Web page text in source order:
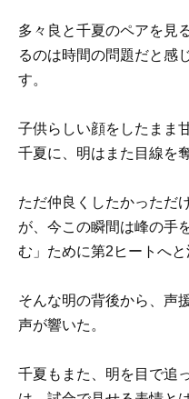
多々良と千夏のペアを見
るのは時間の問題だと感
す。
子供らしい顔をしたまま
千夏に、明はまた目線を
ただ仲良くしたかっただ
が、今この瞬間は峰の手
む」ために第2ヒートへと
そんな明の背後から、声
声が響いた。
千夏もまた、明を目で追